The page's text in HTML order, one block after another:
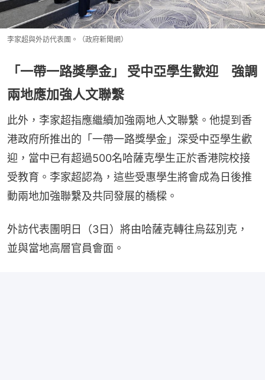
李家超與外訪代表團。（政府新聞網）
「一帶一路獎學金」 受中亞學生歡迎 強調
兩地應加強人文聯繫
此外，李家超指應繼續加強兩地人文聯繫。他提到香
港政府所推出的「一帶一路獎學金」深受中亞學生歡
迎，當中已有超過500名哈薩克學生正於香港院校接
受教育。李家超認為，這些受惠學生將會成為日後推
動兩地加強聯繫及共同發展的橋樑。
外訪代表團明日（3日）將由哈薩克轉往烏茲別克，
並與當地高層官員會面。